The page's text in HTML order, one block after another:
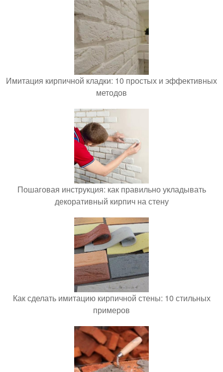
Имитация кирпичной кладки: 10 простых и эффективных
методов
Пошаговая инструкция: как правильно укладывать
декоративный кирпич на стену
Как сделать имитацию кирпичной стены: 10 стильных
примеров